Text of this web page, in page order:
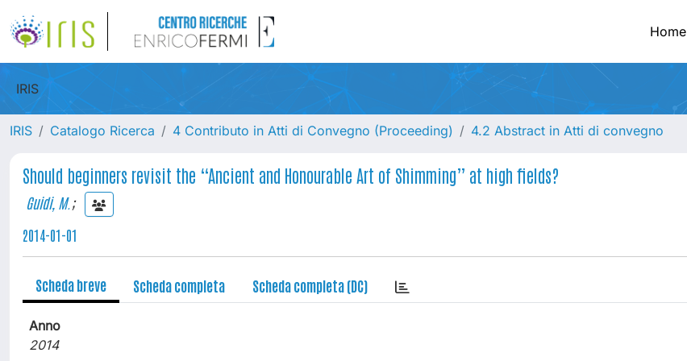
Home
IRIS
IRIS Catalogo Ricerca 4 Contributo in Atti di Convegno (Proceeding) 4.2 Abstract in Atti di convegno
Should beginners revisit the “Ancient and Honourable Art of Shimming” at high fields?
Guidi, M.;
2014-01-01
Scheda breve Scheda completa Scheda completa (DC)
Anno
2014